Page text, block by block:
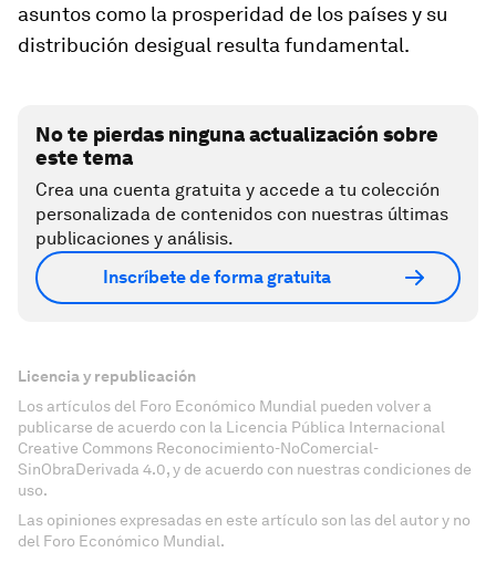
asuntos como la prosperidad de los países y su
distribución desigual resulta fundamental.
No te pierdas ninguna actualización sobre
este tema
Crea una cuenta gratuita y accede a tu colección
personalizada de contenidos con nuestras últimas
publicaciones y análisis.
Inscríbete de forma gratuita
Licencia y republicación
Los artículos del Foro Económico Mundial pueden volver a
publicarse de acuerdo con la Licencia Pública Internacional
Creative Commons Reconocimiento-NoComercial-
SinObraDerivada 4.0, y de acuerdo con nuestras condiciones de
uso.
Las opiniones expresadas en este artículo son las del autor y no
del Foro Económico Mundial.